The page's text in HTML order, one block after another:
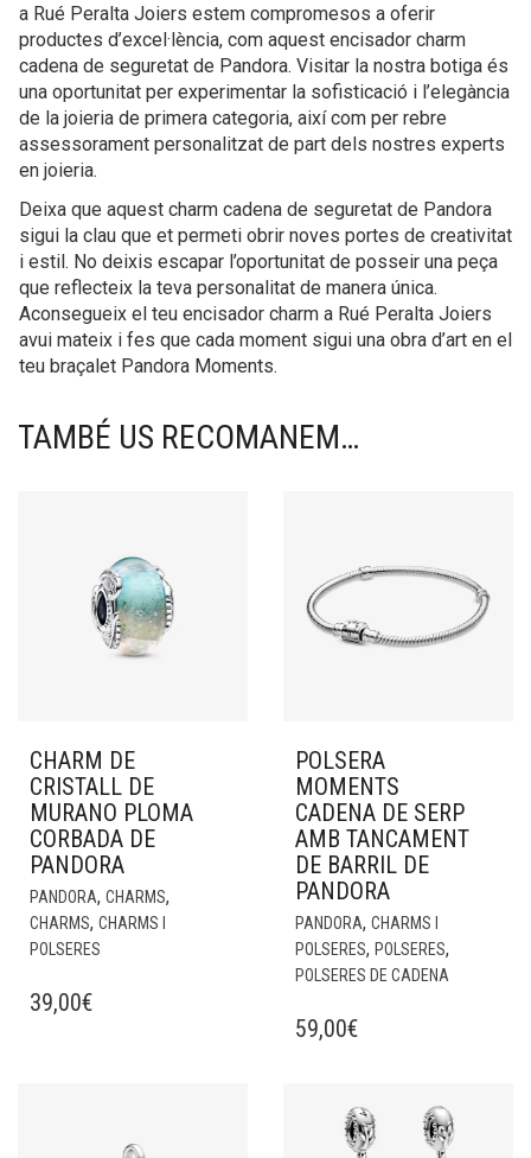
a Rué Peralta Joiers estem compromesos a oferir
productes d’excel·lència, com aquest encisador charm
cadena de seguretat de Pandora. Visitar la nostra botiga és
una oportunitat per experimentar la sofisticació i l’elegància
de la joieria de primera categoria, així com per rebre
assessorament personalitzat de part dels nostres experts
en joieria.
Deixa que aquest charm cadena de seguretat de Pandora
sigui la clau que et permeti obrir noves portes de creativitat
i estil. No deixis escapar l’oportunitat de posseir una peça
que reflecteix la teva personalitat de manera única.
Aconsegueix el teu encisador charm a Rué Peralta Joiers
avui mateix i fes que cada moment sigui una obra d’art en el
teu braçalet Pandora Moments.
TAMBÉ US RECOMANEM…
CHARM DE
CRISTALL DE
MURANO PLOMA
CORBADA DE
PANDORA
PANDORA, CHARMS,
CHARMS, CHARMS I
POLSERES
39,00€
POLSERA
MOMENTS
CADENA DE SERP
AMB TANCAMENT
DE BARRIL DE
PANDORA
PANDORA, CHARMS I
POLSERES, POLSERES,
POLSERES DE CADENA
59,00€